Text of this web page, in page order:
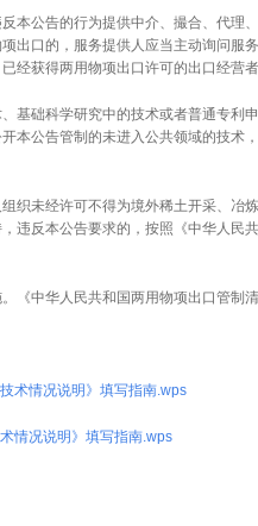
本公告的行为提供中介、撮合、代理
出口的，服务提供人应当主动询问服
经获得两用物项出口许可的出口经营
基础科学研究中的技术或者普通专利
本公告管制的未进入公共领域的技术
织未经许可不得为境外稀土开采、冶
违反本公告要求的，按照《中华人民
《中华人民共和国两用物项出口管制
术情况说明》填写指南.wps
情况说明》填写指南.wps